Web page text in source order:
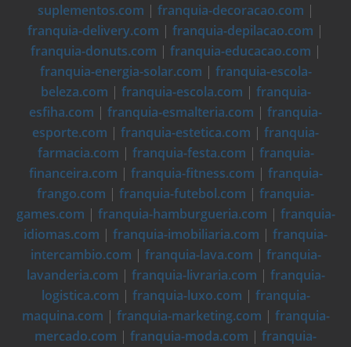
suplementos.com | franquia-decoracao.com |
franquia-delivery.com | franquia-depilacao.com |
franquia-donuts.com | franquia-educacao.com |
franquia-energia-solar.com | franquia-escola-
beleza.com | franquia-escola.com | franquia-
esfiha.com | franquia-esmalteria.com | franquia-
esporte.com | franquia-estetica.com | franquia-
farmacia.com | franquia-festa.com | franquia-
financeira.com | franquia-fitness.com | franquia-
frango.com | franquia-futebol.com | franquia-
games.com | franquia-hamburgueria.com | franquia-
idiomas.com | franquia-imobiliaria.com | franquia-
intercambio.com | franquia-lava.com | franquia-
lavanderia.com | franquia-livraria.com | franquia-
logistica.com | franquia-luxo.com | franquia-
maquina.com | franquia-marketing.com | franquia-
mercado.com | franquia-moda.com | franquia-